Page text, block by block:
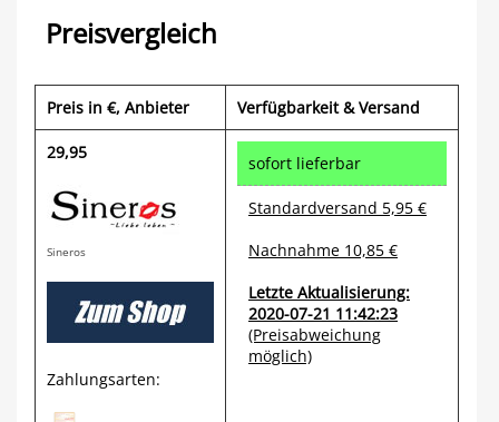
Preisvergleich
Preis in €, Anbieter Verfügbarkeit & Versand
29,95
Sineros
Zahlungsarten:
sofort lieferbar
Standardversand 5,95 €
Nachnahme 10,85 €
Letzte Aktualisierung:
2020-07-21 11:42:23
(Preisabweichung
möglich)